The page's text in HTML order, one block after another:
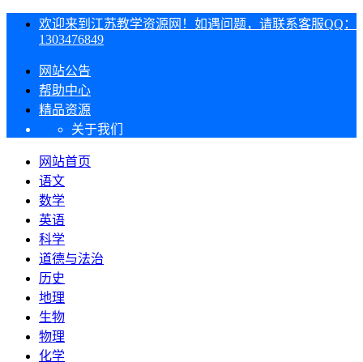
欢迎来到江苏教学资源网！如遇问题，请联系客服QQ：
1303476849
网站公告
帮助中心
精品资源
关于我们
网站首页
语文
数学
英语
科学
道德与法治
历史
地理
生物
物理
化学